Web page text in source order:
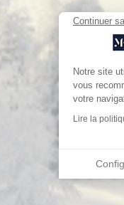
Continuer
Notre site
vous
votre
Lire la